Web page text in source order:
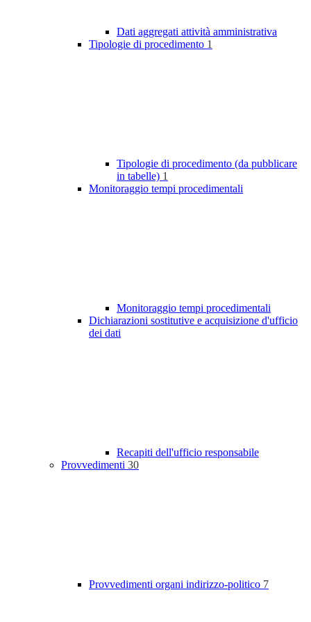
Dati aggregati attività amministrativa
Tipologie di procedimento 1
Tipologie di procedimento (da pubblicare
in tabelle) 1
Monitoraggio tempi procedimentali
Monitoraggio tempi procedimentali
Dichiarazioni sostitutive e acquisizione d'ufficio
dei dati
Recapiti dell'ufficio responsabile
Provvedimenti 30
Provvedimenti organi indirizzo-politico 7